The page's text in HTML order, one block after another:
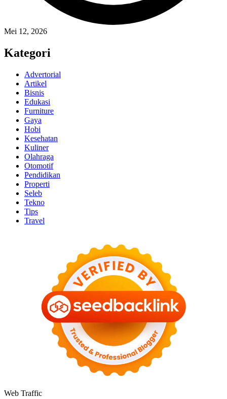
Mei 12, 2026
Kategori
Advertorial
Artikel
Bisnis
Edukasi
Furniture
Gaya
Hobi
Kesehatan
Kuliner
Olahraga
Otomotif
Pendidikan
Properti
Seleb
Tekno
Tips
Travel
Web Traffic